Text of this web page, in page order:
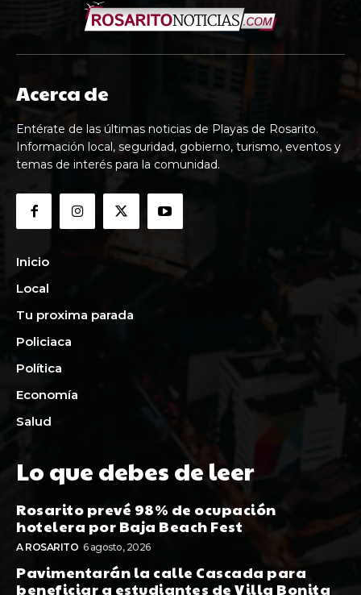
Acerca de
Entérate de las últimas noticias de Playas de Rosarito.
Información local, seguridad, gobierno, turismo, eventos y
temas de interés para la comunidad.
Inicio
Local
Tu proxima parada
Policiaca
Política
Economía
Salud
Lo que debes de leer
Rosarito prevé 98% de ocupación
hotelera por Baja Beach Fest
A ROSARITO 6 agosto, 2026
Pavimentarán la calle Cascada para
beneficiar a estudiantes de Villa Bonita